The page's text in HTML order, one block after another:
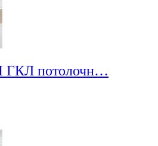
ГКЛ потолочн…